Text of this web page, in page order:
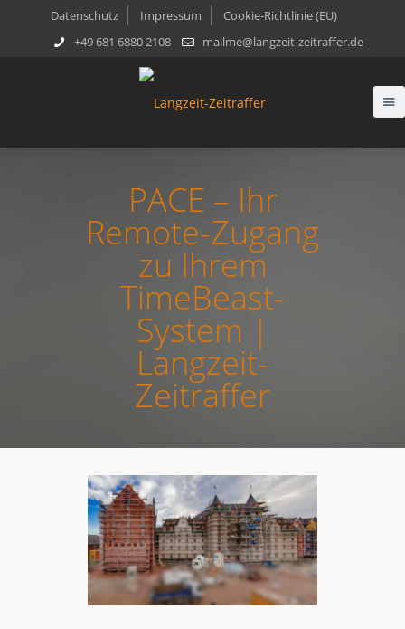
Datenschutz Impressum
Cookie-Richtlinie (EU)
+49 681 6880 2108
mailme@langzeit-zeitraffer.de
PACE – Ihr
Remote-Zugang
zu Ihrem
TimeBeast-
System |
Langzeit-
Zeitraffer